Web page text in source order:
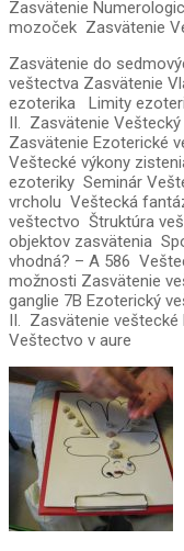
Zasvätenie
mozoček Zasvätenie
Zasvätenie do
veštectva Zasvätenie
ezoterika Limity
II. Zasvätenie
Zasvätenie Ezoterické
Veštecké výkony
ezoteriky Seminár
vrcholu Veštecká
veštectvo Štruktúra
objektov zasvätenia
vhodná? – A 586
možnosti Zasvätenie
ganglie 7B Ezoterický
II. Zasvätenie
Veštectvo v aure